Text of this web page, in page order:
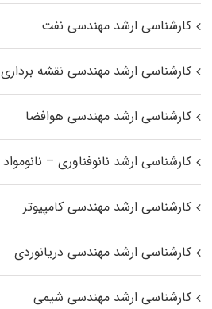
کارشناسی ارشد مهندسی نفت
کارشناسی ارشد مهندسی نقشه برداری
کارشناسی ارشد مهندسی هوافضا
کارشناسی ارشد نانوفناوری – نانومواد
کارشناسی ارشد مهندسی کامپیوتر
کارشناسی ارشد مهندسی دریانوردی
کارشناسی ارشد مهندسی شیمی